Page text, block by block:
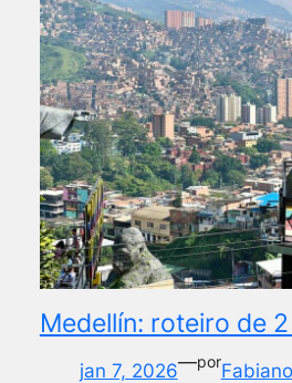
Medellín: roteiro de
jan 7, 2026—por